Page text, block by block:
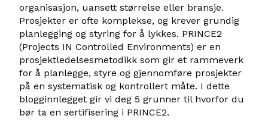
organisasjon, uansett størrelse eller bransje.
Prosjekter er ofte komplekse, og krever grundig
planlegging og styring for å lykkes. PRINCE2
(Projects IN Controlled Environments) er en
prosjektledelsesmetodikk som gir et rammeverk
for å planlegge, styre og gjennomføre prosjekter
på en systematisk og kontrollert måte. I dette
blogginnlegget gir vi deg 5 grunner til hvorfor du
bør ta en sertifisering i PRINCE2.